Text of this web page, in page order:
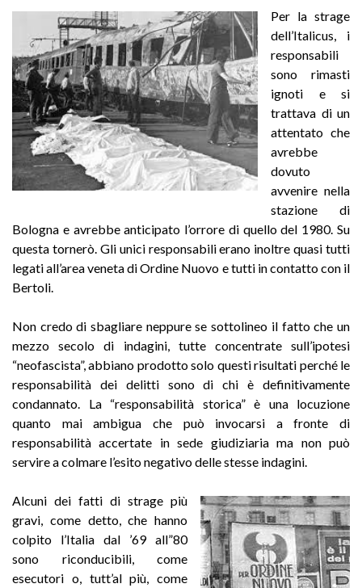
Per la strage
dell’Italicus, i
responsabili
sono rimasti
ignoti e si
trattava di un
attentato che
avrebbe
dovuto
avvenire nella
stazione di
Bologna e avrebbe anticipato l’orrore di quello del 1980. Su
questa tornerò. Gli unici responsabili erano inoltre quasi tutti
legati all’area veneta di Ordine Nuovo e tutti in contatto con il
Bertoli.
Non credo di sbagliare neppure se sottolineo il fatto che un
mezzo secolo di indagini, tutte concentrate sull’ipotesi
“neofascista”, abbiano prodotto solo questi risultati perché le
responsabilità dei delitti sono di chi è definitivamente
condannato. La “responsabilità storica” è una locuzione
quanto mai ambigua che può invocarsi a fronte di
responsabilità accertate in sede giudiziaria ma non può
servire a colmare l’esito negativo delle stesse indagini.
Alcuni dei fatti di strage più
gravi, come detto, che hanno
colpito l’Italia dal ’69 all”80
sono riconducibili, come
esecutori o, tutt’al più, come